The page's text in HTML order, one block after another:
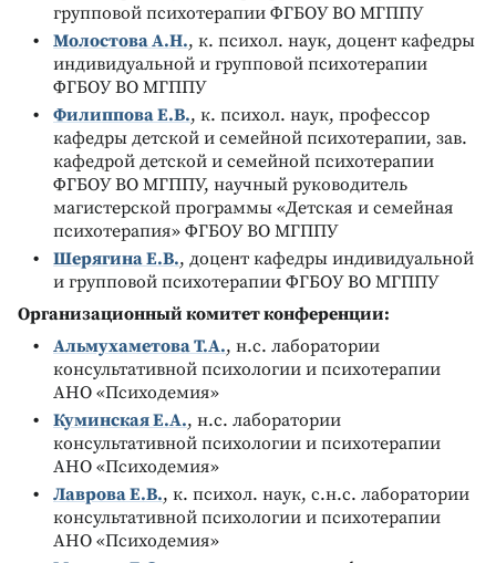
групповой психотерапии ФГБОУ ВО МГППУ
Молостова А.Н., к. психол. наук, доцент кафедры
индивидуальной и групповой психотерапии
ФГБОУ ВО МГППУ
Филиппова Е.В., к. психол. наук, профессор
кафедры детской и семейной психотерапии, зав.
кафедрой детской и семейной психотерапии
ФГБОУ ВО МГППУ, научный руководитель
магистерской программы «Детская и семейная
психотерапия» ФГБОУ ВО МГППУ
Шерягина Е.В., доцент кафедры индивидуальной
и групповой психотерапии ФГБОУ ВО МГППУ
Организационный комитет конференции:
Альмухаметова Т.А., н.с. лаборатории
консультативной психологии и психотерапии
АНО «Психодемия»
Куминская Е.А., н.с. лаборатории
консультативной психологии и психотерапии
АНО «Психодемия»
Лаврова Е.В., к. психол. наук, с.н.с. лаборатории
консультативной психологии и психотерапии
АНО «Психодемия»